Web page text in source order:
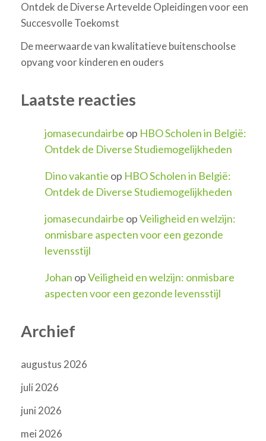
Ontdek de Diverse Artevelde Opleidingen voor een
Succesvolle Toekomst
De meerwaarde van kwalitatieve buitenschoolse
opvang voor kinderen en ouders
Laatste reacties
jomasecundairbe op HBO Scholen in België:
Ontdek de Diverse Studiemogelijkheden
Dino vakantie op HBO Scholen in België:
Ontdek de Diverse Studiemogelijkheden
jomasecundairbe opVeiligheid en welzijn:
onmisbare aspecten voor een gezonde
levensstijl
Johan opVeiligheid en welzijn: onmisbare
aspecten voor een gezonde levensstijl
Archief
augustus 2026
juli 2026
juni 2026
mei 2026